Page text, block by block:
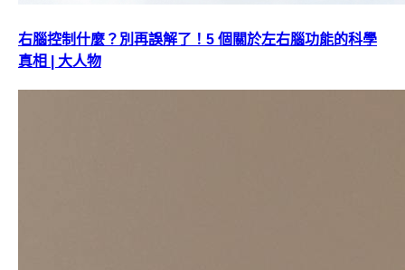
右腦控制什麼？別再誤解了！5 個關於左右腦功能的科學
真相 | 大人物